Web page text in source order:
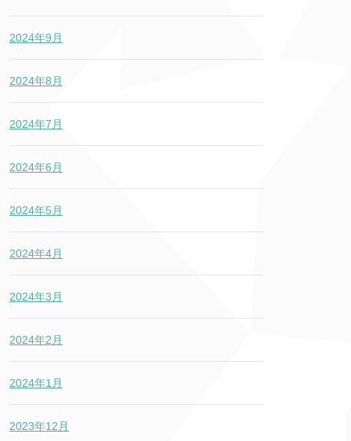
2024年9月
2024年8月
2024年7月
2024年6月
2024年5月
2024年4月
2024年3月
2024年2月
2024年1月
2023年12月